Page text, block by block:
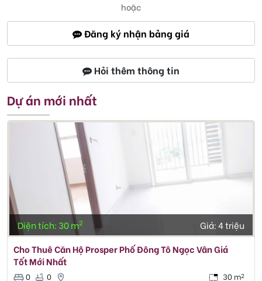
hoặc
Đăng ký nhận bảng giá
Hỏi thêm thông tin
Dự án mới nhất
Diện tích: 30 m2 Giá:4 triệu
Cho Thuê Căn Hộ Prosper Phố Đông Tô Ngọc Vân Giá
Tốt Mới Nhất
0 0 30 m2